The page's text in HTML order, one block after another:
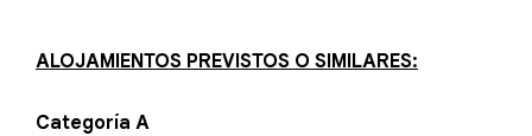
ALOJAMIENTOS PREVISTOS O SIMILARES:
Categoría A